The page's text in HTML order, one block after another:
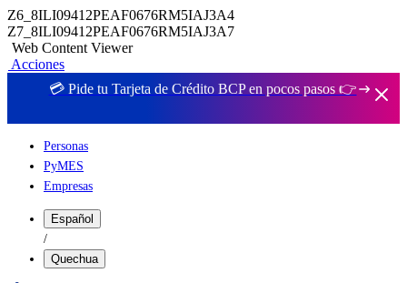
Z6_8ILI09412PEAF0676RM5IAJ3A4
Z7_8ILI09412PEAF0676RM5IAJ3A7
Web Content Viewer
Acciones
💳 Pide tu Tarjeta de Crédito BCP en pocos pasos 👉
Personas
PyMES
Empresas
Español
/
Quechua